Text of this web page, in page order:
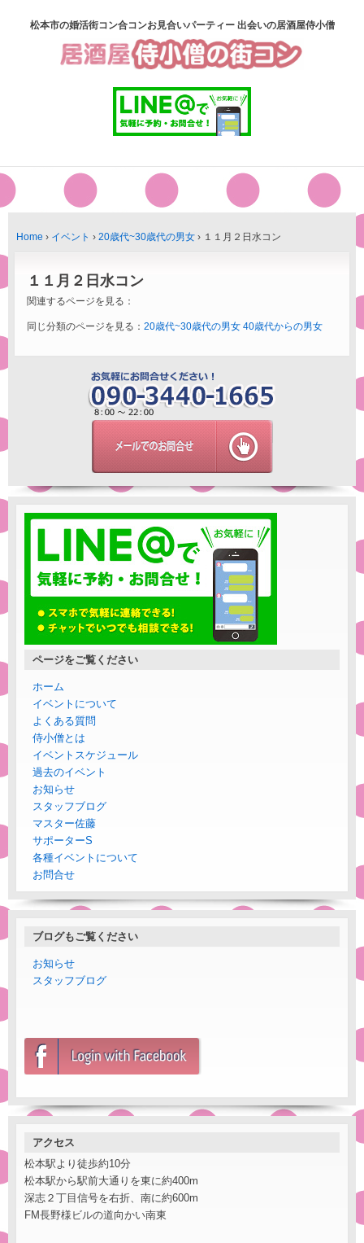
松本市の婚活街コン合コンお見合いパーティー 出会いの居酒屋侍小僧
Home › イベント › 20歳代~30歳代の男女 › １１月２日水コン
１１月２日水コン
関連するページを見る：
同じ分類のページを見る： 20歳代~30歳代の男女 40歳代からの男女
ページをご覧ください
ホーム
イベントについて
よくある質問
侍小僧とは
イベントスケジュール
過去のイベント
お知らせ
スタッフブログ
マスター佐藤
サポーターS
各種イベントについて
お問合せ
ブログもご覧ください
お知らせ
スタッフブログ
アクセス
松本駅より徒歩約10分
松本駅から駅前大通りを東に約400m
深志２丁目信号を右折、南に約600m
FM長野様ビルの道向かい南東